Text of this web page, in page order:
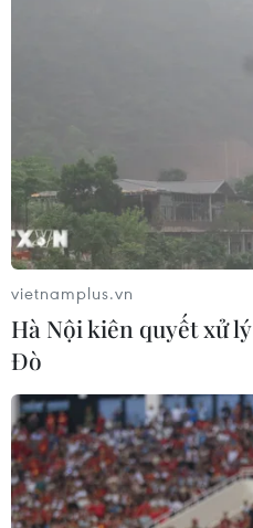
vietnamplus.vn
Hà Nội kiên quyết xử
Đò